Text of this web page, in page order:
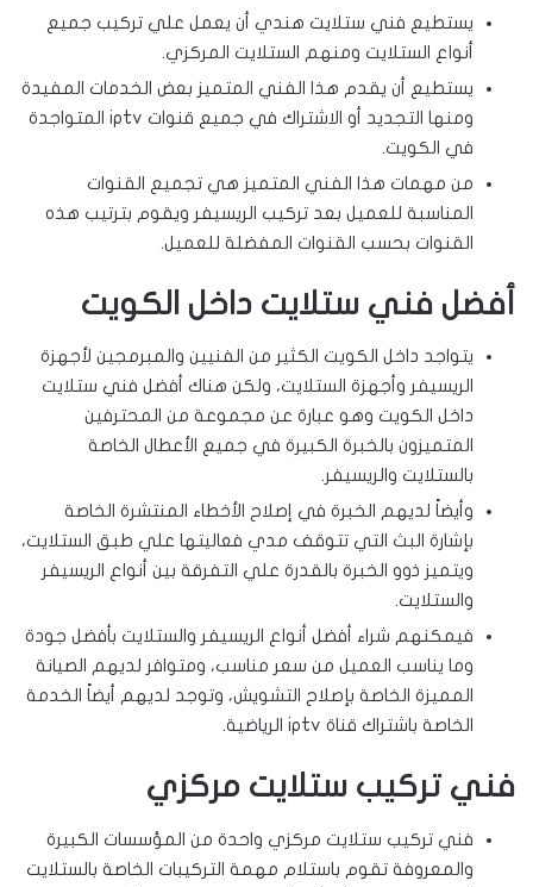
يستطيع فني ستلايت هندي أن يعمل علي تركيب جميع
أنواع الستلايت ومنهم الستلايت المركزي.
يستطيع أن يقدم هذا الفني المتميز بعض الخدمات المفيدة
ومنها التجديد أو الاشتراك في جميع قنوات iptv المتواجدة
في الكويت.
من مهمات هذا الفني المتميز هي تجميع القنوات
المناسبة للعميل بعد تركيب الريسيفر ويقوم بترتيب هذه
القنوات بحسب القنوات المفضلة للعميل.
أفضل فني ستلايت داخل الكويت
يتواجد داخل الكويت الكثير من الفنيين والمبرمجين لأجهزة
الريسيفر وأجهزة الستلايت، ولكن هناك أفضل فني ستلايت
داخل الكويت وهو عبارة عن مجموعة من المحترفين
المتميزون بالخبرة الكبيرة في جميع الأعطال الخاصة
بالستلايت والريسيفر.
وأيضاً لديهم الخبرة في إصلاح الأخطاء المنتشرة الخاصة
بإشارة البث التي تتوقف مدي فعاليتها علي طبق الستلايت،
ويتميز ذوو الخبرة بالقدرة علي التفرقة بين أنواع الريسيفر
والستلايت.
فيمكنهم شراء أفضل أنواع الريسيفر والستلايت بأفضل جودة
وما يناسب العميل من سعر مناسب، ومتوافر لديهم الصيانة
المميزة الخاصة بإصلاح التشويش، وتوجد لديهم أيضاً الخدمة
الخاصة باشتراك قناة iptv الرياضية.
فني تركيب ستلايت مركزي
فني تركيب ستلايت مركزي واحدة من المؤسسات الكبيرة
والمعروفة تقوم باستلام مهمة التركيبات الخاصة بالستلايت